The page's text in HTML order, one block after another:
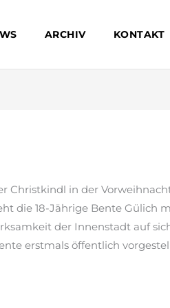
ARCHIV KONTAKT
Christkindl in der
die 18-Jährige Bente Gülich
der Innenstadt auf
erstmals öffentlich